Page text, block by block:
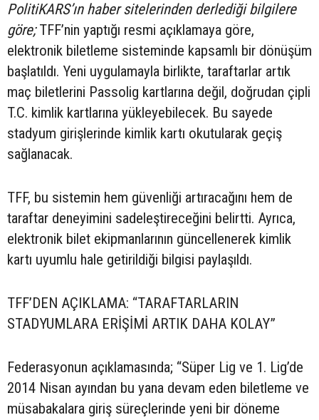
PolitiKARS’ın haber sitelerinden derlediği bilgilere
göre;TFF’nin yaptığı resmi açıklamaya göre,
elektronik biletleme sisteminde kapsamlı bir dönüşüm
başlatıldı. Yeni uygulamayla birlikte, taraftarlar artık
maç biletlerini Passolig kartlarına değil, doğrudan çipli
T.C. kimlik kartlarına yükleyebilecek. Bu sayede
stadyum girişlerinde kimlik kartı okutularak geçiş
sağlanacak.
TFF, bu sistemin hem güvenliği artıracağını hem de
taraftar deneyimini sadeleştireceğini belirtti. Ayrıca,
elektronik bilet ekipmanlarının güncellenerek kimlik
kartı uyumlu hale getirildiği bilgisi paylaşıldı.
TFF’DEN AÇIKLAMA: “TARAFTARLARIN
STADYUMLARA ERİŞİMİ ARTIK DAHA KOLAY”
Federasyonun açıklamasında; “Süper Lig ve 1. Lig’de
2014 Nisan ayından bu yana devam eden biletleme ve
müsabakalara giriş süreçlerinde yeni bir döneme